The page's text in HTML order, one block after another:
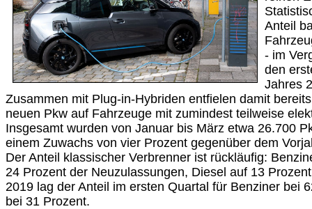
Anteil
- im
den
Jahres
Zusammen mit Plug-in-Hybriden entfielen damit
neuen Pkw auf Fahrzeuge mit zumindest teilweise
Insgesamt wurden von Januar bis März etwa 26.700
einem Zuwachs von vier Prozent gegenüber dem
Der Anteil klassischer Verbrenner ist rückläufig:
24 Prozent der Neuzulassungen, Diesel auf 13
2019 lag der Anteil im ersten Quartal für Benziner bei
bei 31 Prozent.